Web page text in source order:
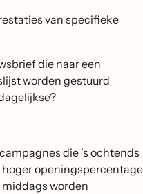
van specifieke
die naar een
worden gestuurd
die 's ochtends
openingspercentage
worden